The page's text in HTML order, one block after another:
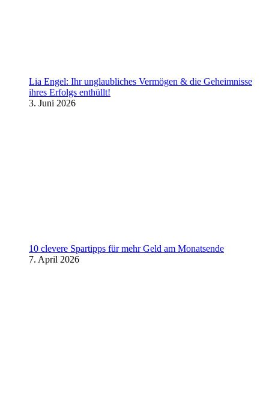
Lia Engel: Ihr unglaubliches Vermögen & die Geheimnisse
ihres Erfolgs enthüllt!
3. Juni 2026
10 clevere Spartipps für mehr Geld am Monatsende
7. April 2026